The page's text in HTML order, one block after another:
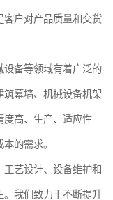
客户对产品质量和交货
设备等领域有着广泛的
筑幕墙、机械设备机架
度高、生产、适应性
的需求。
艺设计、设备维护和
。我们致力于不断提升